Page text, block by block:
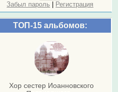
Забыл пароль Регистрация
ТОП-15 альбомов:
Хор сестер Иоанновского